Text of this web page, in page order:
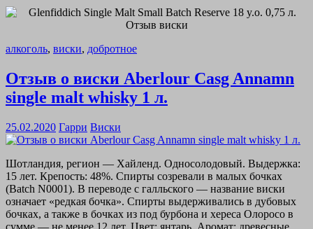
алкоголь, виски, добротное
Отзыв о виски Aberlour Casg Annamn
single malt whisky 1 л.
25.02.2020 Гарри Виски
Шотландия, регион — Хайленд. Односолодовый. Выдержка:
15 лет. Крепость: 48%. Спирты созревали в малых бочках
(Batch N0001). В переводе с галльского — название виски
означает «редкая бочка». Спирты выдерживались в дубовых
бочках, а также в бочках из под бурбона и хереса Олоросо в